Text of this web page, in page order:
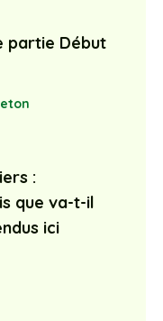
partie Début
:
que va-t-il
ici